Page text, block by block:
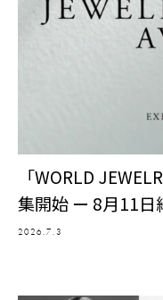
「WORLD
集開始 ー 8月11日
2026.7.3